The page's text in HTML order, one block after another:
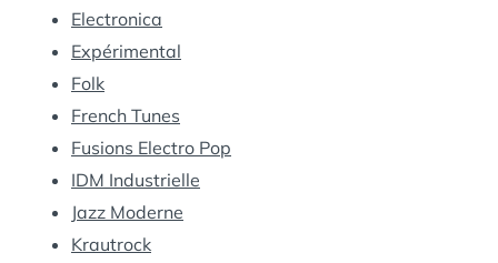
Electronica
Expérimental
Folk
French Tunes
Fusions Electro Pop
IDM Industrielle
Jazz Moderne
Krautrock